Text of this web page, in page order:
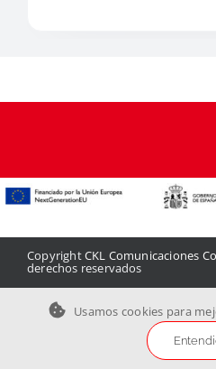
CopyrightCKL Comunicaciones
derechos reservados
Aviso legal|Política de privacidad
ContactoUsamos cookies para